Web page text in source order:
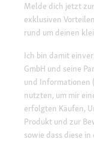
Melde dich jetzt
exklusiven
rund um deinen
Ich bin damit
GmbH und seine
und Informationen
nutzten, um mir
erfolgten Käufen,
Produkt und zur
sowie dass diese